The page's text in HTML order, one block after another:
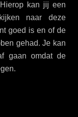
kan jij een
naar deze
goed is en of de
gehad. Je kan
gaan omdat de